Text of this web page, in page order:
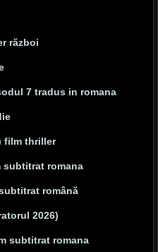
război
7 tradus in romana
film thriller
subtitrat romana
română
2026)
subtitrat romana